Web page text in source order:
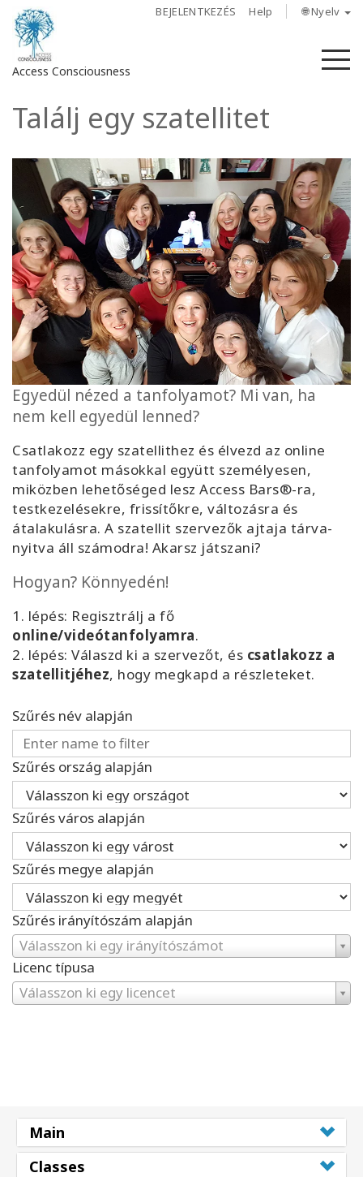
BEJELENTKEZÉS Help 🌐 Nyelv
Access Consciousness
Bejelentkezés
fiókba
Rólunk
Access
Bars
Régiók
Tanfolyamok
Facilitators
Shop
More
Hírek
KAPCSOLAT
KERESÉS
Találj egy szatellitet
Egyedül nézed a tanfolyamot? Mi van, ha
nem kell egyedül lenned?
Csatlakozz egy szatellithez és élvezd az online
tanfolyamot másokkal együtt személyesen,
miközben lehetőséged lesz Access Bars®-ra,
testkezelésekre, frissítőkre, változásra és
átalakulásra. A szatellit szervezők ajtaja tárva-
nyitva áll számodra! Akarsz játszani?
Hogyan? Könnyedén!
1. lépés: Regisztrálj a fő
online/videótanfolyamra.
2. lépés: Válaszd ki a szervezőt, és csatlakozz a
szatellitjéhez, hogy megkapd a részleteket.
Szűrés név alapján
Szűrés ország alapján
Szűrés város alapján
Szűrés megye alapján
Szűrés irányítószám alapján
Válasszon ki egy irányítószámot
Licenc típusa
Válasszon ki egy licencet
Main
Classes